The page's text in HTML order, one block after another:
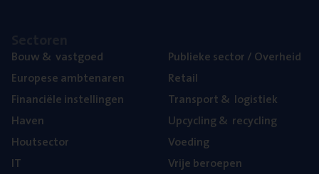
Bouw& vastgoed
Euro­pe­se ambtenaren
Finan­ci­ë­le instellingen
Haven
Hout­sec­tor
IT
Publie­ke sec­tor / Overheid
Retail
Trans­port& logistiek
Upcy­cling& recycling
Voe­ding
Vrije beroe­pen